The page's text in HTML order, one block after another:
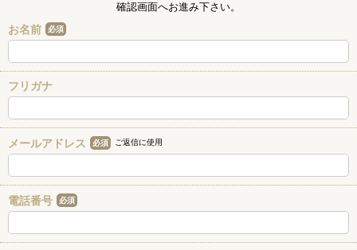
確認画面へお進み下さい。
お名前 必須
フリガナ
メールアドレス 必須 ご返信に使用
電話番号 必須